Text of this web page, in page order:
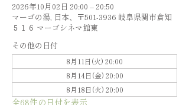
2026年10月02日 20:00 – 20:50
マーゴの湯, 日本、〒501-3936 岐阜県関市倉知
５１６ マーゴシネマ館東
その他の日付
8月11日(火) 20:00
8月14日(金) 20:00
8月18日(火) 20:00
全68件の日付を表示